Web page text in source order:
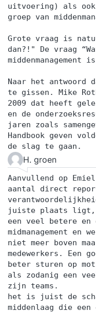
uitvoering) als
groep van
Grote vraag is
dan?!" De vraag
Naar het antwoord
te gissen. Mike
2009 dat heeft
en de
jaren zoals
Handbook geven
de slag te gaan.
H. groen
Aanvullend op
aantal direct
juiste plaats ligt,
een veel betere
midmanagement en
niet meer boven
medewerkers. Een
beter sturen op
als zodanig een
zijn teams.
het is juist de
middenlaag die een